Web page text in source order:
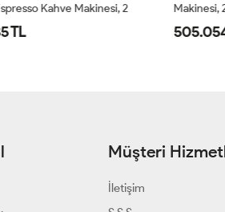
Kahve Makinesi, 2
TL
Makinesi,
Müşteri
İletişim